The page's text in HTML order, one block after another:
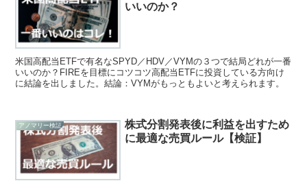
いいのか？
米国高配当ETFで有名なSPYD／HDV／VYMの３つで結局どれが一番
いいのか？FIREを目標にコツコツ高配当ETFに投資している方向け
に結論を出しました。結論：VYMがもっともよいと考えられます。
アノマリー検証
株式分割発表後に利益を出すため
に最適な売買ルール【検証】